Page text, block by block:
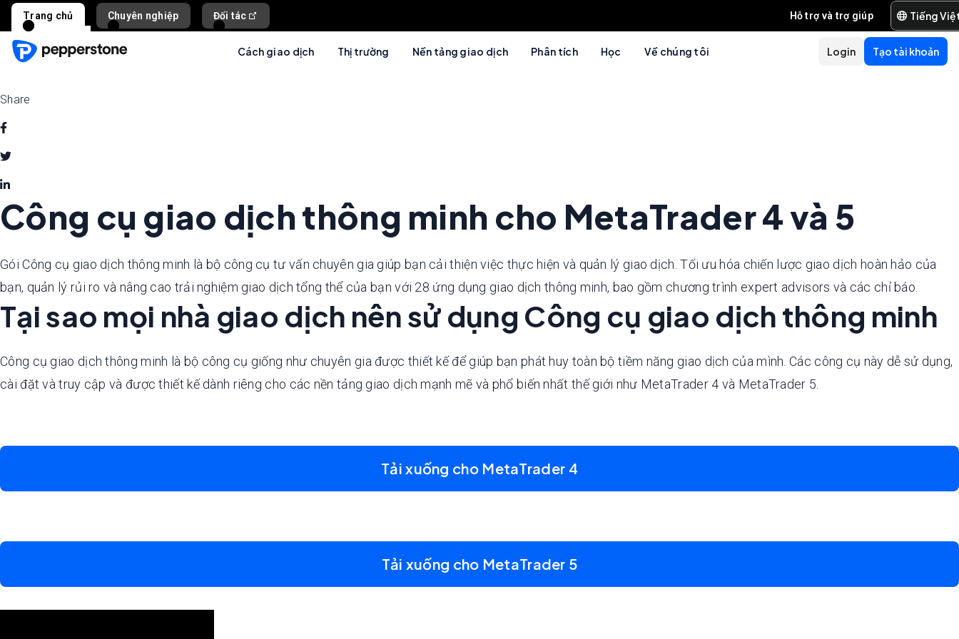
Trang chủ Chuyên nghiệp Đối tác Hỗ trợ và trợ giúp Tiếng
Cách giao dịch Thị trường Nền tảng giao dịch Phân tích Học Về chúng tôi Tạo tài khoản
Login
Share
Công cụ giao dịch thông minh cho MetaTrader 4 và 5
Gói Công cụ giao dịch thông minh là bộ công cụ tư vấn chuyên gia giúp bạn cải thiện việc thực hiện và quản lý giao dịch. Tối ưu hóa chiến lược giao dịch hoàn hảo của
bạn, quản lý rủi ro và nâng cao trải nghiệm giao dịch tổng thể của bạn với 28 ứng dụng giao dịch thông minh, bao gồm chương trình expert advisors và các chỉ báo.
Tại sao mọi nhà giao dịch nên sử dụng Công cụ giao dịch thông minh
Công cụ giao dịch thông minh là bộ công cụ giống như chuyên gia được thiết kế để giúp bạn phát huy toàn bộ tiềm năng giao dịch của mình. Các công cụ này dễ sử dụng,
cài đặt và truy cập và được thiết kế dành riêng cho các nền tảng giao dịch mạnh mẽ và phổ biến nhất thế giới như MetaTrader 4 và MetaTrader 5.
Tải xuống cho MetaTrader 4
Tải xuống cho MetaTrader 5